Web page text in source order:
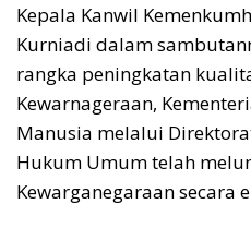
Kepala Kanwil
Kurniadi dalam
rangka peningkatan
Kewarnageraan,
Manusia melalui
Hukum Umum telah
Kewarganegaraan secara